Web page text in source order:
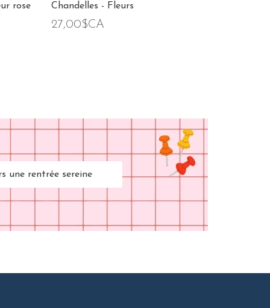
rose Chandelles - Fleurs
27,00$CA
une rentrée sereine